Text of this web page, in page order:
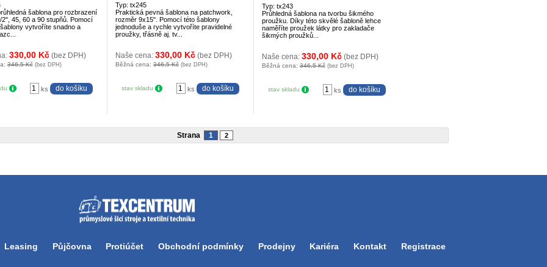
šablona pro rozbrazení
45, 60 a 90 stupňů. Pomocí
vytvoříte snadno a
330,00 Kč (bez DPH)
346,5 Kč (bez DPH)
ks
Typ: tx245
Praktická pevná šablona na patchwork,
rozměr 9x15". Pomocí této šablony
jednoduše a rychle vytvoříte pravidelné
proužky, třásně aj. tv...
Naše cena:330,00 Kč (bez DPH)
Běžná cena:346,5 Kč (bez DPH)
stav skladu ks
Typ: tx243
Průhledná šablona na tvorbu šikmého
proužku. Díky této skvělé šabloně lehce
naměříte proužek látky pro zakladače
šikmých proužků...
Naše cena: 330,00 Kč (bez DPH)
Běžná cena:346,5 Kč (bez DPH)
stav skladu ks
Strana 1 2
Leasing Půjčovna Protiúčet Obchodní podmínky Prodejny Kariéra Kontakt Registrace